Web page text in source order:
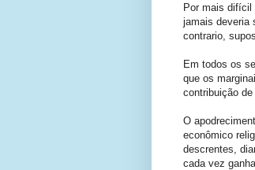
Por mais difícil
jamais deveria
contrario,
Em todos os
que os
contribuição
O
econômico
descrentes,
cada vez